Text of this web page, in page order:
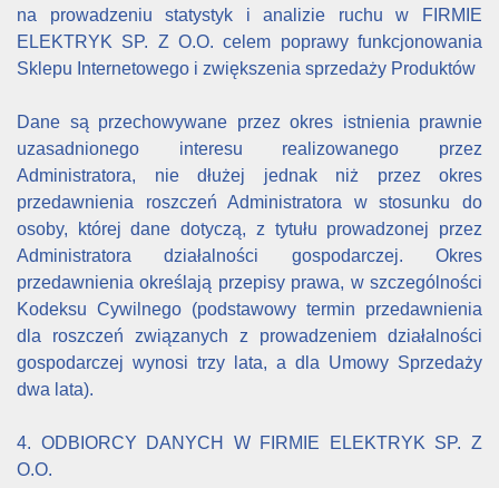
na prowadzeniu statystyk i analizie ruchu w FIRMIE
ELEKTRYK SP. Z O.O. celem poprawy funkcjonowania
Sklepu Internetowego i zwiększenia sprzedaży Produktów
Dane są przechowywane przez okres istnienia prawnie
uzasadnionego interesu realizowanego przez
Administratora, nie dłużej jednak niż przez okres
przedawnienia roszczeń Administratora w stosunku do
osoby, której dane dotyczą, z tytułu prowadzonej przez
Administratora działalności gospodarczej. Okres
przedawnienia określają przepisy prawa, w szczególności
Kodeksu Cywilnego (podstawowy termin przedawnienia
dla roszczeń związanych z prowadzeniem działalności
gospodarczej wynosi trzy lata, a dla Umowy Sprzedaży
dwa lata).
4. ODBIORCY DANYCH W FIRMIE ELEKTRYK SP. Z
O.O.